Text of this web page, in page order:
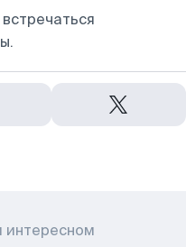
интересном